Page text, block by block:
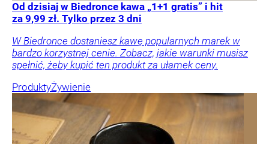
Od dzisiaj w Biedronce kawa „1+1 gratis” i hit
za 9,99 zł. Tylko przez 3 dni
W Biedronce dostaniesz kawę popularnych marek w
bardzo korzystnej cenie. Zobacz, jakie warunki musisz
spełnić, żeby kupić ten produkt za ułamek ceny.
ProduktyŻywienie